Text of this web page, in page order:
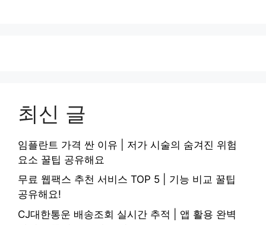
최신 글
임플란트 가격 싼 이유 | 저가 시술의 숨겨진 위험
요소 꿀팁 공유해요
무료 웹팩스 추천 서비스 TOP 5 | 기능 비교 꿀팁
공유해요!
CJ대한통운 배송조회 실시간 추적 | 앱 활용 완벽